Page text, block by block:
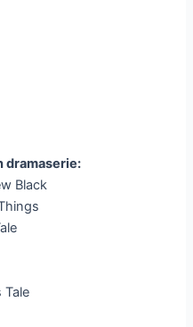
dramaserie:
Black
Tale